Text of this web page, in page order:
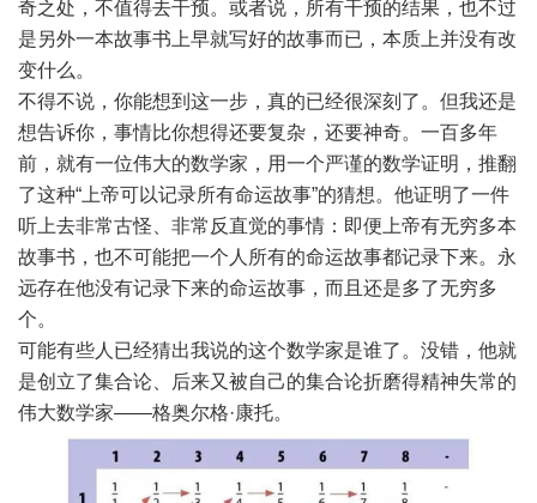
奇之处，不值得去干预。或者说，所有干预的结果，也不过
是另外一本故事书上早就写好的故事而已，本质上并没有改
变什么。
不得不说，你能想到这一步，真的已经很深刻了。但我还是
想告诉你，事情比你想得还要复杂，还要神奇。一百多年
前，就有一位伟大的数学家，用一个严谨的数学证明，推翻
了这种“上帝可以记录所有命运故事”的猜想。他证明了一件
听上去非常古怪、非常反直觉的事情：即便上帝有无穷多本
故事书，也不可能把一个人所有的命运故事都记录下来。永
远存在他没有记录下来的命运故事，而且还是多了无穷多
个。
可能有些人已经猜出我说的这个数学家是谁了。没错，他就
是创立了集合论、后来又被自己的集合论折磨得精神失常的
伟大数学家——格奥尔格·康托。